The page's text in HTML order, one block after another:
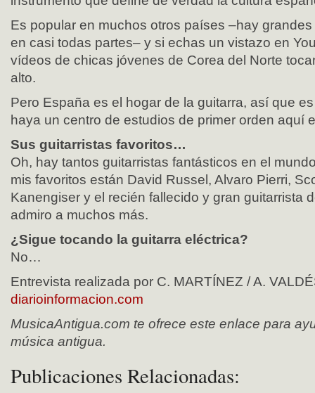
Es popular en muchos otros países –hay
en casi todas partes– y si echas un vistazo en
vídeos de chicas jóvenes de Corea del Norte
alto.
Pero España es el hogar de la guitarra, así que
haya un centro de estudios de primer orden aquí
Sus guitarristas favoritos…
Oh, hay tantos guitarristas fantásticos en el
mis favoritos están David Russel, Alvaro Pierri,
Kanengiser y el recién fallecido y gran guitarrista
admiro a muchos más.
¿Sigue tocando la guitarra eléctrica?
No…
Entrevista realizada por C. MARTÍNEZ / A.
diarioinformacion.com
MusicaAntigua.com te ofrece este enlace para
música antigua.
Publicaciones Relacionadas: